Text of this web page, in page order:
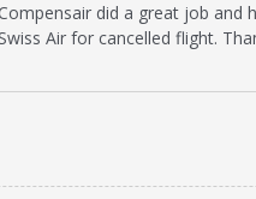
a great job and helped to get
flight. Thank you!